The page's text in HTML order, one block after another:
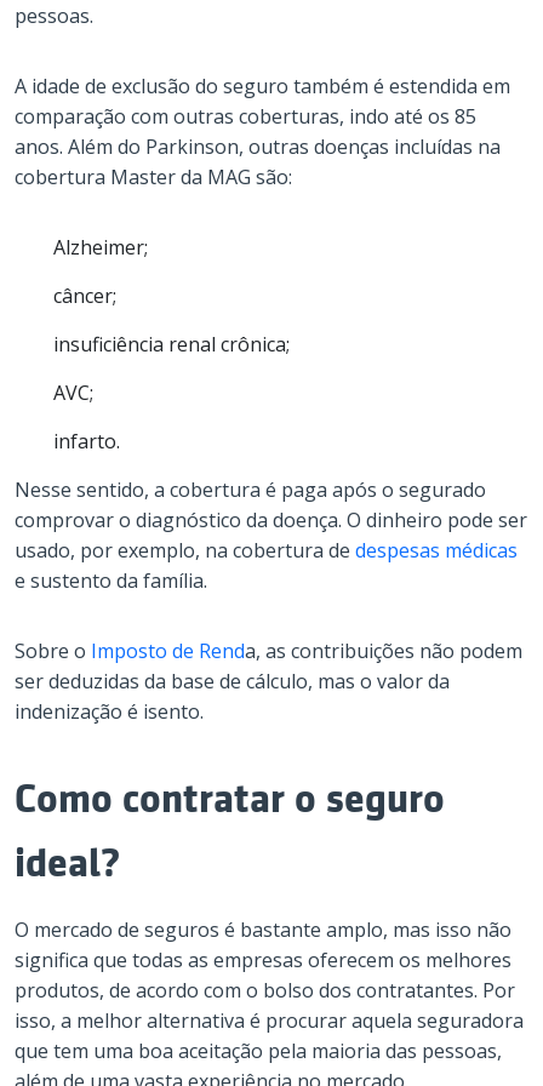
pessoas.
A idade de exclusão do seguro também é estendida em
comparação com outras coberturas, indo até os 85
anos. Além do Parkinson, outras doenças incluídas na
cobertura Master da MAG são:
Alzheimer;
câncer;
insuficiência renal crônica;
AVC;
infarto.
Nesse sentido, a cobertura é paga após o segurado
comprovar o diagnóstico da doença. O dinheiro pode ser
usado, por exemplo, na cobertura de despesas médicas
e sustento da família.
Sobre o Imposto de Renda, as contribuições não podem
ser deduzidas da base de cálculo, mas o valor da
indenização é isento.
Como contratar o seguro
ideal?
O mercado de seguros é bastante amplo, mas isso não
significa que todas as empresas oferecem os melhores
produtos, de acordo com o bolso dos contratantes. Por
isso, a melhor alternativa é procurar aquela seguradora
que tem uma boa aceitação pela maioria das pessoas,
além de uma vasta experiência no mercado.